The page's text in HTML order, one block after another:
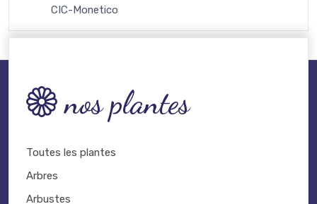
CIC-Monetico
nos plantes
Toutes les plantes
Arbres
Arbustes